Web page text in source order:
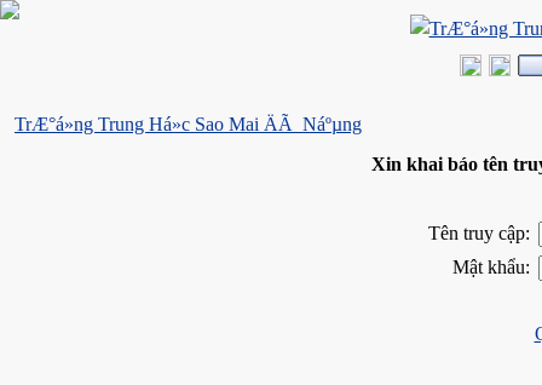
TrÆ°á»ng Trung Há»c Sao Mai ÄÃ Náºµng
Xin khai báo tên
Tên truy cập:
Mật khẩu: